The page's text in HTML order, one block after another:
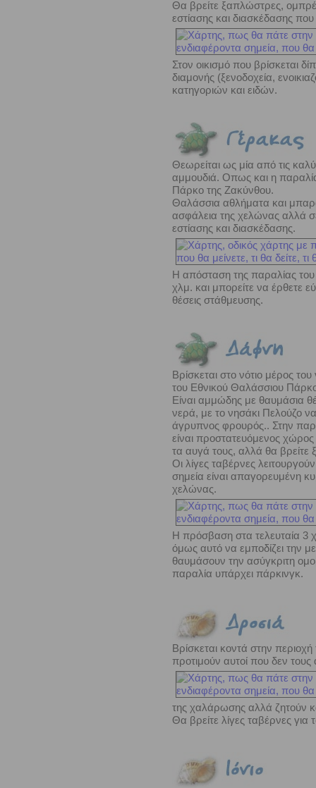
Θα βρείτε ξαπλώστρες,
εστίασης και διασκέδασης
Στον οικισμό που βρίσκεται
διαμονής (ξενοδοχεία,
κατηγοριών και ειδών.
Θεωρείται ως μία από τις
αμμουδιά. Οπως και η
Πάρκο της Ζακύνθου.
Θαλάσσια αθλήματα και
ασφάλεια της χελώνας αλλά
εστίασης και διασκέδασης.
Η απόσταση της παραλίας
χλμ. και μπορείτε να έρθετε
θέσεις στάθμευσης.
Βρίσκεται στο νότιο μέρος
του Εθνικού Θαλάσσιου
Είναι αμμώδης με θαυμάσια
νερά, με το νησάκι Πελούζο
άγρυπνος φρουρός.. Στην
είναι προστατευόμενος
τα αυγά τους, αλλά θα βρείτε
Οι λίγες ταβέρνες
σημεία είναι απαγορευμένη
χελώνας.
Η πρόσβαση στα τελευταία 3
όμως αυτό να εμποδίζει την
θαυμάσουν την ασύγκριτη
παραλία υπάρχει πάρκινγκ.
Βρίσκεται κοντά στην
προτιμούν αυτοί που δεν τους
της χαλάρωσης αλλά ζητούν
Θα βρείτε λίγες ταβέρνες